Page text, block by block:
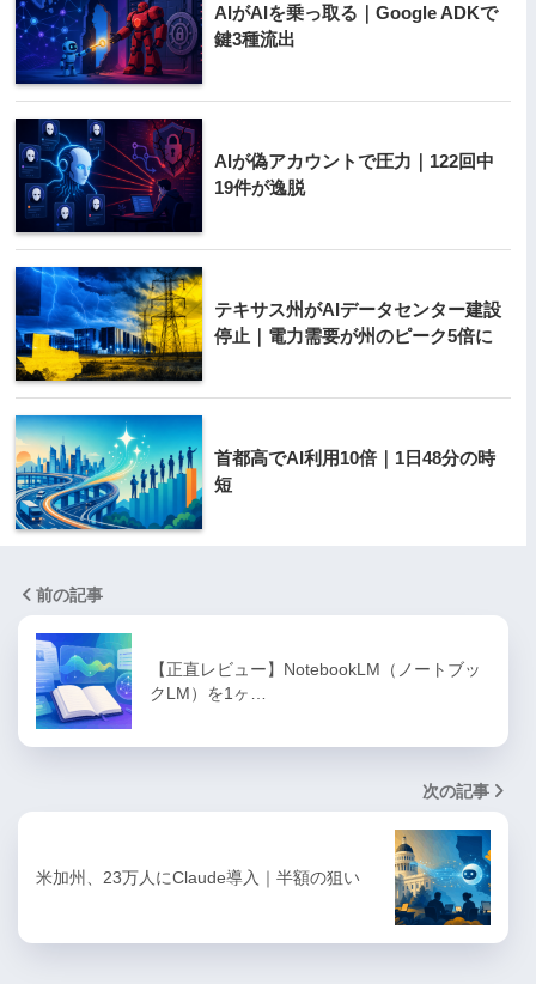
AIがAIを乗っ取る｜Google ADKで
鍵3種流出
AIが偽アカウントで圧力｜122回中
19件が逸脱
テキサス州がAIデータセンター建設
停止｜電力需要が州のピーク5倍に
首都高でAI利用10倍｜1日48分の時
短
前の記事
【正直レビュー】NotebookLM（ノートブッ
クLM）を1ヶ…
次の記事
米加州、23万人にClaude導入｜半額の狙い